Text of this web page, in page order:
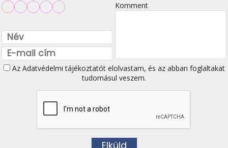
Komment
Az Adatvédelmi tájékoztatótelolvastam, és az abban foglaltakat
tudomásul veszem.